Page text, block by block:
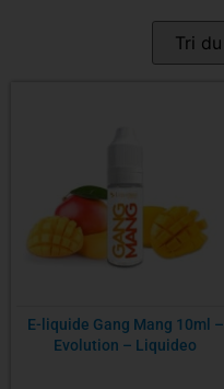
Saveur
E-liquide Gang Mang 10ml –
Evolution – Liquideo